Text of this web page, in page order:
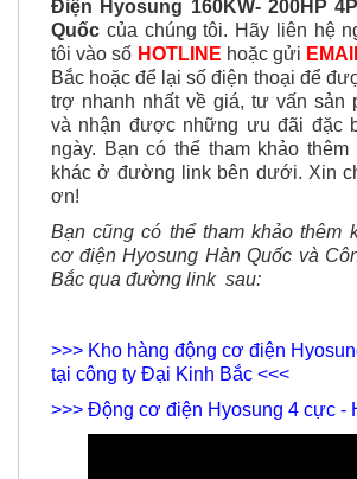
Điện Hyosung 160KW- 200HP
Quốc của chúng tôi. Hãy liên hệ
tôi vào số HOTLINE hoặc gửi
Bắc hoặc để lại số điện thoại để
trợ nhanh nhất về giá, tư vấn sản
và nhận được những ưu đãi đặc
ngày. Bạn có thể tham khảo thêm
khác ở đường link bên dưới. Xin
ơn!
Bạn cũng có thể tham khảo thêm
cơ điện Hyosung Hàn Quốc và
Bắc qua đường link sau:
>>> Kho hàng động cơ điện
tại công ty Đại Kinh Bắc <<<
>>> Động cơ điện Hyosung 4 cực -